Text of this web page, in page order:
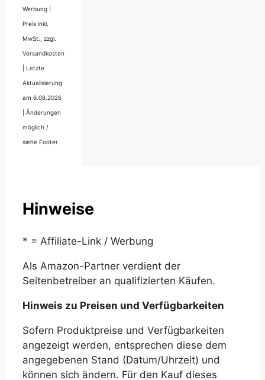
Werbung |
Preis inkl.
MwSt., zzgl.
Versandkosten
Letzte
Aktualisierung
am 6.08.2026
Änderungen
möglich /
siehe Footer
Hinweise
* = Affiliate-Link / Werbung
Als Amazon-Partner verdient der
Seitenbetreiber an qualifizierten Käufen.
Hinweis zu Preisen und Verfügbarkeiten
Sofern Produktpreise und Verfügbarkeiten
angezeigt werden, entsprechen diese dem
angegebenen Stand (Datum/Uhrzeit) und
können sich ändern. Für den Kauf dieses